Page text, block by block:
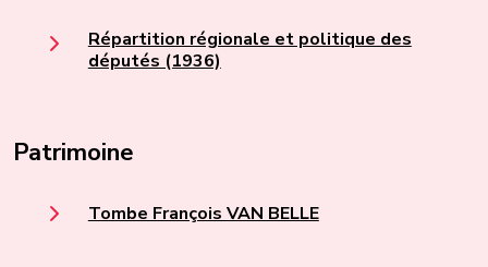
Répartition régionale et politique des
députés (1936)
Patrimoine
Tombe François VAN BELLE